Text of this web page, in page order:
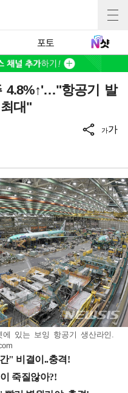
포토
4.8%↑'…"항공기 발
대"
가가
에 있는 보잉 항공기 생산라인.